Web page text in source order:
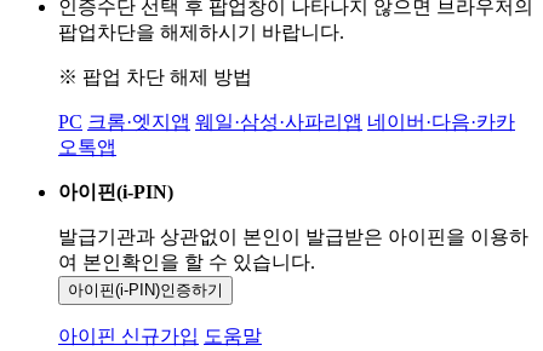
인증수단 선택 후 팝업창이 나타나지 않으면 브라우저의
팝업차단을 해제하시기 바랍니다.
※ 팝업 차단 해제 방법
PC 크롬·엣지앱 웨일·삼성·사파리앱 네이버·다음·카카
오톡앱
아이핀(i-PIN)
발급기관과 상관없이 본인이 발급받은 아이핀을 이용하
여 본인확인을 할 수 있습니다.
아이핀(i-PIN)인증하기
아이핀 신규가입 도움말